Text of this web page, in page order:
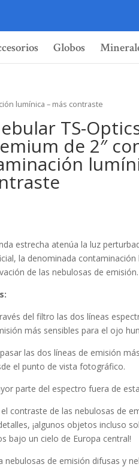
Globos
lumínica – más contraste
TS-
de 2″
estrecha atenúa la luz
la denominada contaminación
de las nebulosas de emisión.
del filtro las dos líneas
más sensibles para el ojo
las dos líneas de emisión más
el punto de vista fotográfico.
parte del espectro fuera de
contraste de las nebulosas de
¡algunos objetos incluso
bajo un cielo de Europa central!
nebulosas de emisión difusas y